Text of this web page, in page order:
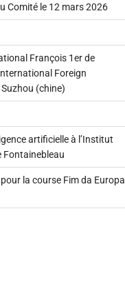
Comité le 12 mars 2026
François 1er de
Foreign
(chine)
artificielle à l’Institut
Fontainebleau
la course Fim da Europa